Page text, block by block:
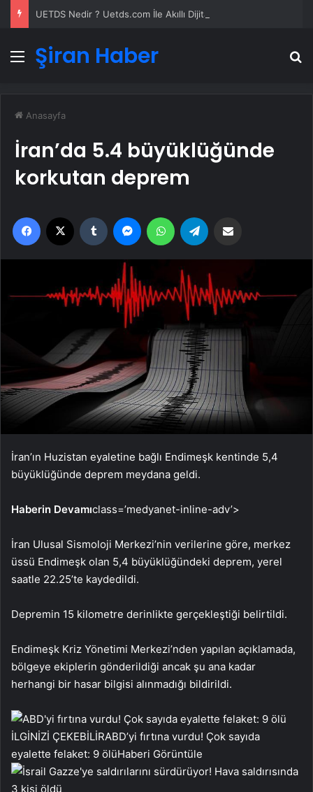
Menü
Şiran Haber
Anasayfa
İran’da 5.4 büyüklüğünde
korkutan deprem
Facebook Tumblr MessengerWhatsApp
İran’ın Huzistan eyaletine bağlı Endimeşk kentinde 5,4
büyüklüğünde deprem meydana geldi.
Haberin Devamıclass=’medyanet-inline-adv’>
İran Ulusal Sismoloji Merkezi’nin verilerine göre, merkez
üssü Endimeşk olan 5,4 büyüklüğündeki deprem, yerel
saatle 22.25’te kaydedildi.
Depremin 15 kilometre derinlikte gerçekleştiği belirtildi.
Endimeşk Kriz Yönetimi Merkezi’nden yapılan açıklamada,
bölgeye ekiplerin gönderildiği ancak şu ana kadar
herhangi bir hasar bilgisi alınmadığı bildirildi.
İLGİNİZİ ÇEKEBİLİRABD’yi fırtına vurdu! Çok sayıda
eyalette felaket: 9 ölüHaberi Görüntüle